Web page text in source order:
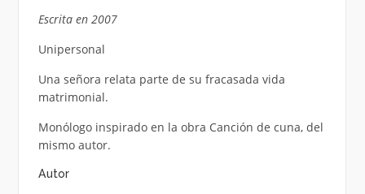
Escrita en 2007
Unipersonal
Una señora relata parte de su fracasada vida
matrimonial.
Monólogo inspirado en la obra Canción de cuna, del
mismo autor.
Autor